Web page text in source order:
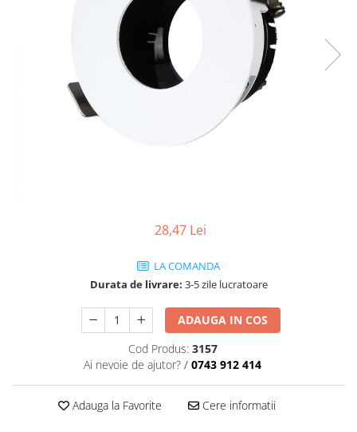
28,47 Lei
LA COMANDA
Durata de livrare: 3-5 zile lucratoare
ADAUGA IN COS
Cod Produs: 3157
Ai nevoie de ajutor? / 0743 912 414
Adauga la Favorite Cere informatii